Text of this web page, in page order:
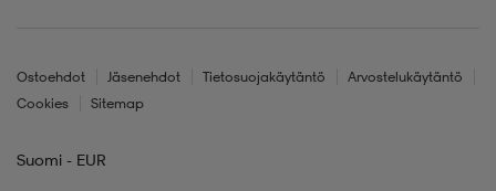
Ostoehdot Jäsenehdot Tietosuojakäytäntö
Arvostelukäytäntö
Cookies
Sitemap
Suomi - EUR